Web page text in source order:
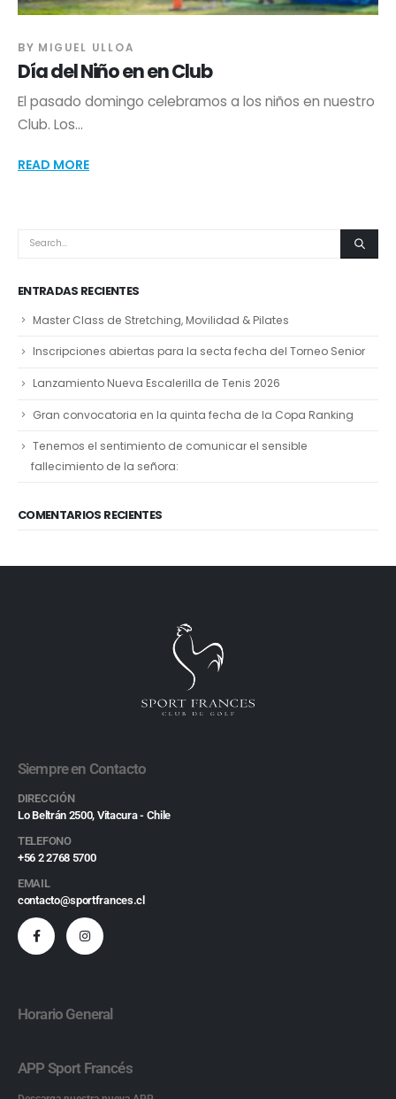
BY MIGUEL ULLOA
Día del Niño en en Club
El pasado domingo celebramos a los niños en nuestro
Club. Los...
READ MORE
ENTRADAS RECIENTES
Master Class de Stretching, Movilidad & Pilates
Inscripciones abiertas para la secta fecha del Torneo Senior
Lanzamiento Nueva Escalerilla de Tenis 2026
Gran convocatoria en la quinta fecha de la Copa Ranking
Tenemos el sentimiento de comunicar el sensible
fallecimiento de la señora:
COMENTARIOS RECIENTES
Siempre en Contacto
DIRECCIÓN
Lo Beltrán 2500, Vitacura - Chile
TELEFONO
+56 2 2768 5700
EMAIL
contacto@sportfrances.cl
Horario General
APP Sport Francés